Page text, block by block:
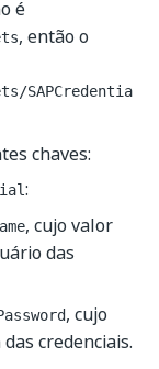
é
, então o
SAPCredentia
chaves:
:
, cujo valor
das
, cujo
credenciais.